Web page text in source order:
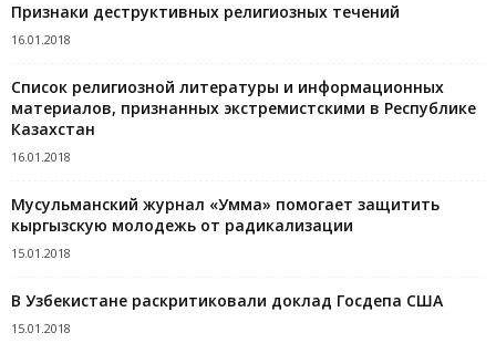
Признаки деструктивных религиозных течений
16.01.2018
Список религиозной литературы и информационных
материалов, признанных экстремистскими в Республике
Казахстан
16.01.2018
Мусульманский журнал «Умма» помогает защитить
кыргызскую молодежь от радикализации
15.01.2018
В Узбекистане раскритиковали доклад Госдепа США
15.01.2018